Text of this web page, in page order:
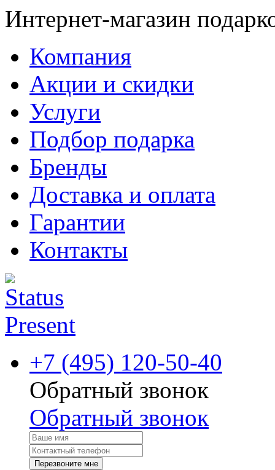
Интернет-магазин
Компания
Акции и скидки
Услуги
Подбор подарка
Бренды
Доставка и оплата
Гарантии
Контакты
+7 (495) 120-50-40
Обратный звонок
Обратный звонок
Перезвоните мне